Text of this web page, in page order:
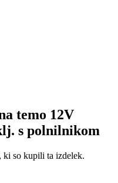
temo 12V
s polnilnikom
ki so kupili ta izdelek.